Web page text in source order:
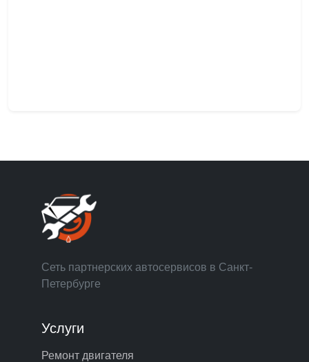
Сеть партнерских автосервисов в Санкт-
Петербурге
Услуги
Ремонт двигателя